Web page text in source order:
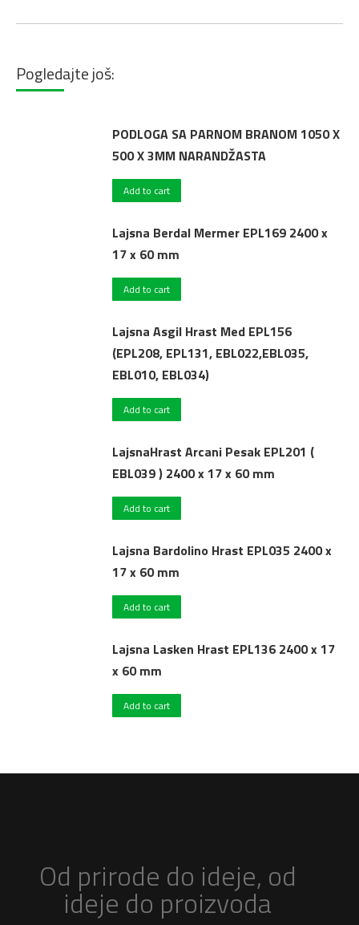
Pogledajte još:
PODLOGA SA PARNOM BRANOM 1050 X
500 X 3MM NARANDŽASTA
Add to cart
Lajsna Berdal Mermer EPL169 2400 x
17 x 60 mm
Add to cart
Lajsna Asgil Hrast Med EPL156
(EPL208, EPL131, EBL022,EBL035,
EBL010, EBL034)
Add to cart
LajsnaHrast Arcani Pesak EPL201 (
EBL039 ) 2400 x 17 x 60 mm
Add to cart
Lajsna Bardolino Hrast EPL035 2400 x
17 x 60 mm
Add to cart
Lajsna Lasken Hrast EPL136 2400 x 17
x 60 mm
Add to cart
Od prirode do ideje, od
ideje do proizvoda